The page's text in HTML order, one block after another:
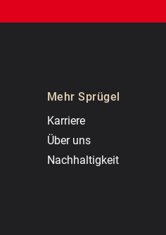
Mehr Sprügel
Karriere
Über uns
Nachhaltigkeit